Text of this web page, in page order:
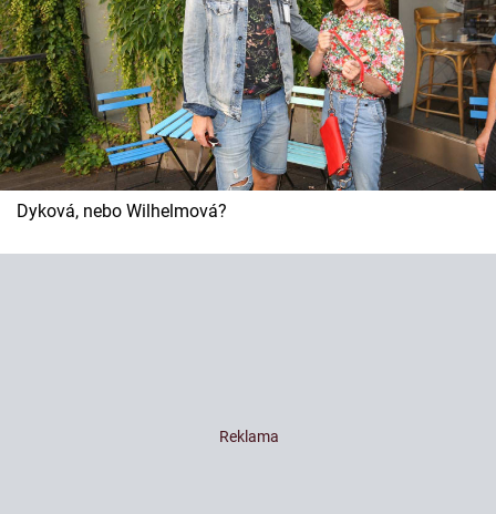
Dyková, nebo Wilhelmová?